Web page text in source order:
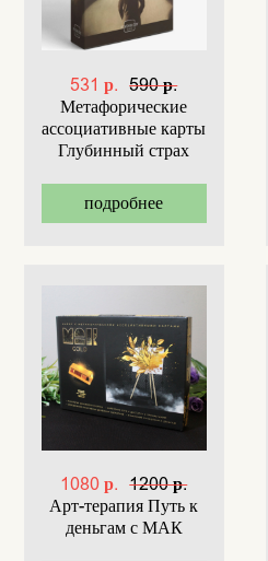
531 р. 590 р.
Метафорические
ассоциативные карты
Глубинный страх
подробнее
1080 р. 1200 р.
Арт-терапия Путь к
деньгам с МАК